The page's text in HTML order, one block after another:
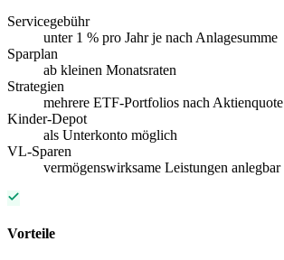
Servicegebühr
unter 1 % pro Jahr je nach Anlagesumme
Sparplan
ab kleinen Monatsraten
Strategien
mehrere ETF-Portfolios nach Aktienquote
Kinder-Depot
als Unterkonto möglich
VL-Sparen
vermögenswirksame Leistungen anlegbar
Vorteile